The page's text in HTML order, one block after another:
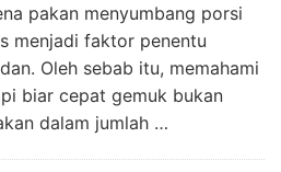
pakan menyumbang porsi
menjadi faktor penentu
Oleh sebab itu, memahami
biar cepat gemuk bukan
dalam jumlah …